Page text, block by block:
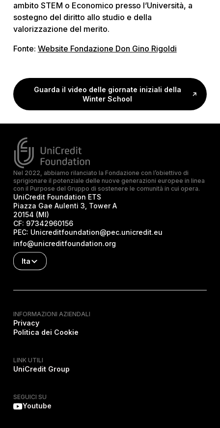
ambito STEM o Economico presso l’Università, a
sostegno del diritto allo studio e della
valorizzazione del merito.
Fonte: Website Fondazione Don Gino Rigoldi
Guarda il video delle giornate iniziali della
Winter School
Nel 2022, abbiamo rilanciato la Fondazione con l’obiettivo di
sprigionare il potenziale delle nuove generazioni europee in linea
con il Purpose del Gruppo di sostenere le comunità in cui opera.
UniCredit Foundation ETS
Piazza Gae Aulenti 3, Tower A
20154 (MI)
CF: 97342960156
PEC: Unicreditfoundation@pec.unicredit.eu
info@unicreditfoundation.org
Ita
INFORMAZIONI AZIENDALI
Privacy
Politica dei Cookie
LINK UTILI
UniCredit Group
SEGUICI SU
Youtube